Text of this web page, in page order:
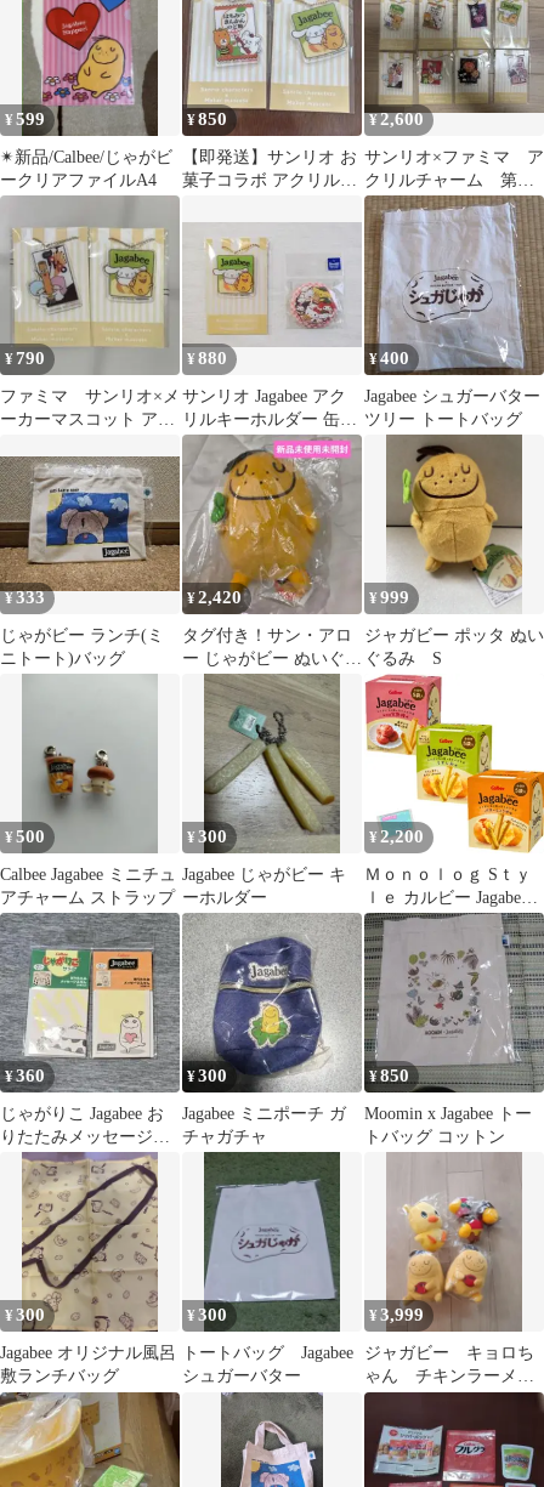
¥599
✴︎新品/Calbee/じゃがビ
ークリアファイルA4
¥850
【即発送】サンリオ お
菓子コラボ アクリルキ
¥2,600
サンリオ×ファミマ ア
クリルチャーム 第一
弾コンプ
¥ 790
ファミマ サンリオ×メ
ーカーマスコット アク
ト
¥880
サンリオ Jagabee アク
リルキーホルダー 缶バ
ッジ セット
¥400
Jagabee シュガーバター
ツリー トートバッグ
¥333
じゃがビー ランチ(ミ
ニトート)バッグ
¥2,420
タグ付き！サン・アロ
ー じゃがビー ぬいぐる
¥999
ジャガビー ポッタ ぬい
ぐるみ S
¥500
Calbee Jagabee ミニチュ
アチャーム ストラップ
¥300
Jagabee じゃがビー キ
ーホルダー
¥ 2,200
Ｍｏｎｏｌｏｇ Sｔｙ
ｌｅ カルビー Jagabee
じゃがビー 75g(15g×5
袋) 3種類アソートセッ
ト 【(1)うすしお味 (2)
バターしょうゆ味 (3)紀
州産完熟梅味 】 各種1
箱ずつ 合計3箱セット
★スラスラ本舗オリジ
ナルポケットティッシ
ュ付き
¥360
じゃがりこ Jagabee お
りたたみメッセージふ
せん セット
¥300
Jagabee ミニポーチ ガ
チャガチャ
¥850
Moomin x Jagabee トー
トバッグ コットン
¥300
Jagabee オリジナル風呂
敷ランチバッグ
¥300
トートバッグ Jagabee
シュガーバター
¥3,999
ジャガビー キョロち
ゃん チキンラーメ
ン ひよこ ぬいぐる
み マスコット